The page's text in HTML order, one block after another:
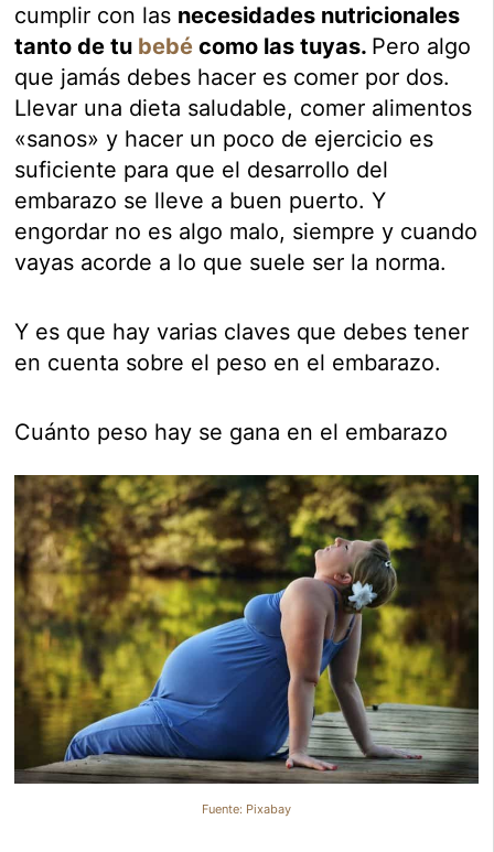
cumplir con las necesidades nutricionales
tanto de tu bebé como las tuyas. Pero algo
que jamás debes hacer es comer por dos.
Llevar una dieta saludable, comer alimentos
«sanos» y hacer un poco de ejercicio es
suficiente para que el desarrollo del
embarazo se lleve a buen puerto. Y
engordar no es algo malo, siempre y cuando
vayas acorde a lo que suele ser la norma.
Y es que hay varias claves que debes tener
en cuenta sobre el peso en el embarazo.
Cuánto peso hay se gana en el embarazo
Fuente: Pixabay